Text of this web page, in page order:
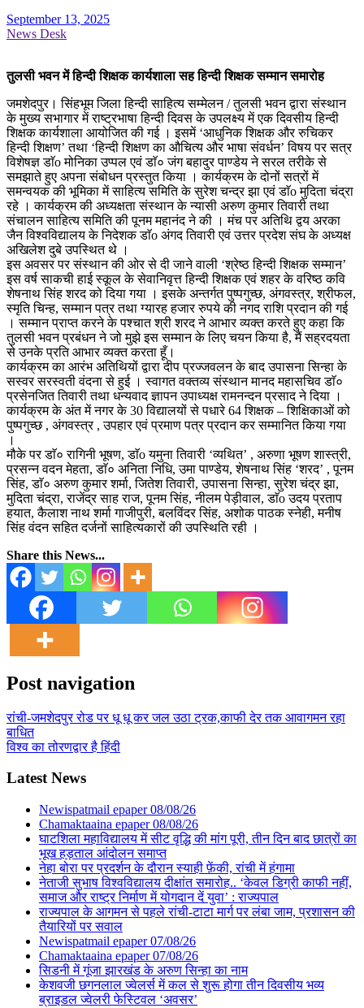
September 13, 2025
News Desk
तुलसी भवन में हिन्दी शिक्षक कार्यशाला सह हिन्दी शिक्षक सम्मान समारोह
जमशेदपुर। सिंहभूम जिला हिन्दी साहित्य सम्मेलन / तुलसी भवन द्वारा संस्थान
के मुख्य सभागार में राष्ट्रभाषा हिन्दी दिवस के उपलक्ष्य में एक दिवसीय हिन्दी
शिक्षक कार्यशाला आयोजित की गई । इसमें ‘आधुनिक शिक्षक और रुचिकर
हिन्दी शिक्षण’ तथा ‘हिन्दी शिक्षण का औचित्य और भाषा संवर्धन’ विषय पर सत्र
विशेषज्ञ डाॅo मोनिका उप्पल एवं डाॅ० जंग बहादुर पाण्डेय ने सरल तरीके से
समझाते हुए अपना संबोधन प्रस्तुत किया । कार्यक्रम के दोनों सत्रों में
समन्वयक की भूमिका में साहित्य समिति के सुरेश चन्द्र झा एवं डाॅo मुदिता चंद्रा
रहे । कार्यक्रम की अध्यक्षता संस्थान के न्यासी अरुण कुमार तिवारी तथा
संचालन साहित्य समिति की पूनम महानंद ने की । मंच पर अतिथि द्वय अरका
जैन विश्वविद्यालय के निदेशक डाॅo अंगद तिवारी एवं उत्तर प्रदेश संघ के अध्यक्ष
अखिलेश दुबे उपस्थित थे ।
इस अवसर पर संस्थान की ओर से दी जाने वाली ‘श्रेष्ठ हिन्दी शिक्षक सम्मान’
इस वर्ष साकची हाई स्कूल के सेवानिवृत्त हिन्दी शिक्षक एवं शहर के वरिष्ठ कवि
शेषनाथ सिंह शरद को दिया गया । इसके अन्तर्गत पुष्पगुच्छ, अंगवस्त्र, श्रीफल,
स्मृति चिन्ह, सम्मान पत्र तथा ग्यारह हजार रुपये की नगद राशि प्रदान की गई
। सम्मान प्राप्त करने के पश्चात श्री शरद ने आभार व्यक्त करते हुए कहा कि
तुलसी भवन प्रबंधन ने जो मुझे इस सम्मान के लिए चयन किया है, मैं सह्रदयता
से उनके प्रति आभार व्यक्त करता हूँ।
कार्यक्रम का आरंभ अतिथियों द्वारा दीप प्रज्जवलन के बाद उपासना सिन्हा के
सस्वर सरस्वती वंदना से हुई । स्वागत वक्तव्य संस्थान मानद महासचिव डाॅ०
प्रसेनजित तिवारी तथा धन्यवाद ज्ञापन उपाध्यक्ष रामनन्दन प्रसाद ने दिया ।
कार्यक्रम के अंत में नगर के 30 विद्यालयों से पधारे 64 शिक्षक – शिक्षिकाओं को
पुष्पगुच्छ , अंगवस्त्र , उपहार एवं प्रमाण पत्र प्रदान कर सम्मानित किया गया
।
मौके पर डाॅ० रागिनी भूषण, डाॅo यमुना तिवारी ‘व्यथित’ , अरुणा भूषण शास्त्री,
प्रसन्न वदन मेहता, डाॅ० अनिता निधि, उमा पाण्डेय, शेषनाथ सिंह ‘शरद’ , पूनम
सिंह, डाॅ० अरुण कुमार शर्मा, जितेश तिवारी, उपासना सिन्हा, सुरेश चंद्र झा,
मुदिता चंद्रा, राजेंद्र साह राज, पूनम सिंह, नीलम पेड़ीवाल, डाॅo उदय प्रताप
हयात, कैलाश नाथ शर्मा गाजीपुरी, बलविंदर सिंह, अशोक पाठक स्नेही, मनीष
सिंह वंदन सहित दर्जनों साहित्यकारों की उपस्थिति रही ।
Share this News...
Post navigation
रांची-जमशेदपुर रोड पर धू धू कर जल उठा ट्रक,काफी देर तक आवागमन रहा
बाधित
विश्व का तोरणद्वार है हिंदी
Latest News
Newispatmail epaper 08/08/26
Chamaktaaina epaper 08/08/26
घाटशिला महाविद्यालय में सीट वृद्धि की मांग पूरी, तीन दिन बाद छात्रों का
भूख हड़ताल आंदोलन समाप्त
नेहा बोरा पर प्रदर्शन के दौरान स्याही फ़ेंकी, रांची में हंगामा
नेताजी सुभाष विश्वविद्यालय दीक्षांत समारोह.. ‘केवल डिग्री काफी नहीं,
समाज और राष्ट्र निर्माण में योगदान दें युवा’ : राज्यपाल
राज्यपाल के आगमन से पहले रांची-टाटा मार्ग पर लंबा जाम, प्रशासन की
तैयारियों पर सवाल
Newispatmail epaper 07/08/26
Chamaktaaina epaper 07/08/26
सिडनी में गूंजा झारखंड के अरुण सिन्हा का नाम
केशवजी छगनलाल ज्वेलर्स में कल से शुरू होगा तीन दिवसीय भव्य
ब्राइडल ज्वेलरी फेस्टिवल ‘अवसर’